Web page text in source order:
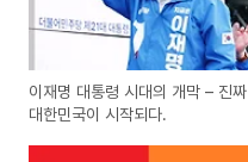
이재명 대통령 시대의 개막 – 진짜
대한민국이 시작되다.